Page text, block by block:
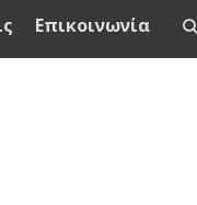
Επικοινωνία